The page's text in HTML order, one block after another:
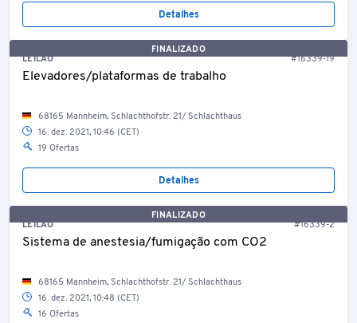
Detalhes
FINALIZADO
LEILÃO
#16339-19
Elevadores/plataformas de trabalho
68165 Mannheim, Schlachthofstr. 21/ Schlachthaus
16. dez. 2021, 10:46 (CET)
19 Ofertas
Detalhes
FINALIZADO
LEILÃO
#16339-2
Sistema de anestesia/fumigação com CO2
68165 Mannheim, Schlachthofstr. 21/ Schlachthaus
16. dez. 2021, 10:48 (CET)
16 Ofertas